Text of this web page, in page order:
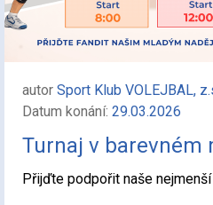
autor Sport Klub VOLEJBAL,
Datum konání: 29.03.2026
Turnaj v barevném
Přijďte podpořit naše nejmenší